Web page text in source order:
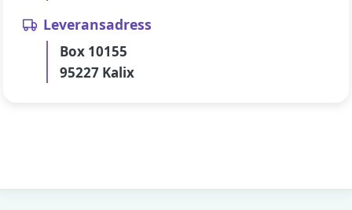
Leveransadress
Box 10155
95227 Kalix